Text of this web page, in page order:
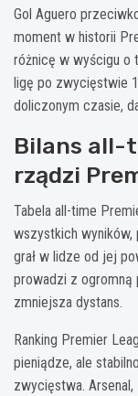
Gol Aguero
moment w historii
różnicę w wyścigu o
ligę po zwycięstwie
doliczonym czasie,
Bilans all-
rządzi
Tabela all-time
wszystkich wyników,
grał w lidze od jej
prowadzi z ogromną
zmniejsza dystans.
Ranking Premier
pieniądze, ale
zwycięstwa.